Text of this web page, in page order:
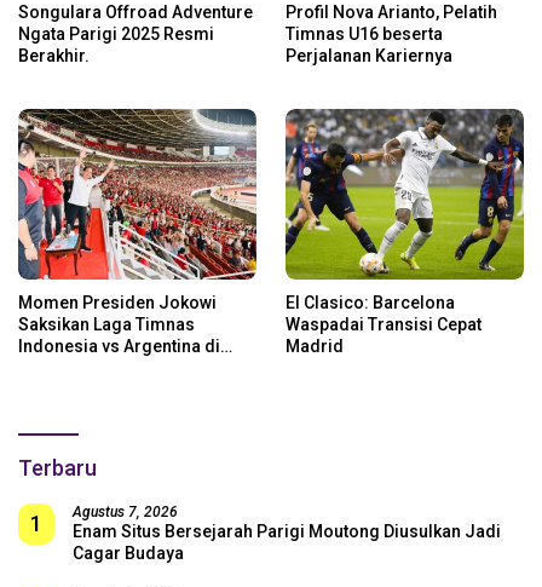
Songulara Offroad Adventure
Ngata Parigi 2025 Resmi
Berakhir.
Profil Nova Arianto, Pelatih
Timnas U16 beserta
Perjalanan Kariernya
Momen Presiden Jokowi
Saksikan Laga Timnas
Indonesia vs Argentina di
El Clasico: Barcelona
Waspadai Transisi Cepat
Madrid
Terbaru
1 Agustus 7, 2026
Enam Situs Bersejarah Parigi Moutong Diusulkan Jadi
Cagar Budaya